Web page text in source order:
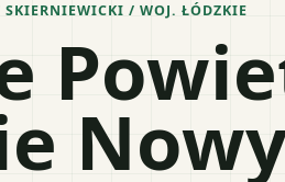
SKIERNIEWICKI / WOJ. ŁÓDZKIE